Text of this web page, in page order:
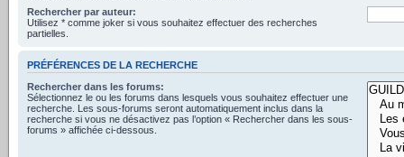
Rechercher par auteur:
Utilisez * comme joker si vous souhaitez effectuer des recherches
partielles.
PRÉFÉRENCES DE LA RECHERCHE
Rechercher dans les forums:
Sélectionnez le ou les forums dans lesquels vous souhaitez effectuer une
recherche. Les sous-forums seront automatiquement inclus dans la
recherche si vous ne désactivez pas l’option « Rechercher dans les sous-
forums » affichée ci-dessous.